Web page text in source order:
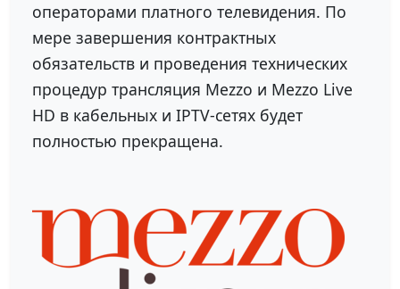
операторами платного телевидения. По
мере завершения контрактных
обязательств и проведения технических
процедур трансляция Mezzo и Mezzo Live
HD в кабельных и IPTV-сетях будет
полностью прекращена.